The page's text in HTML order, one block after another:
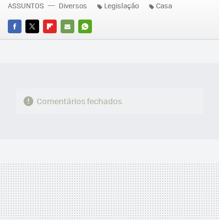
FACEBOOK
TWITTERFLIPBOARD
E-
WHATSAPP
ASSUNTOS Diversos Legislação Casa
Comentários fechados